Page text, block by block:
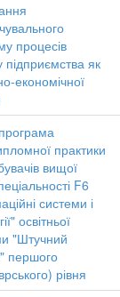
процесів
підприємства як
економічної
практики
вищої
F6
системи і
освітньої
"Штучний
першого
рівня